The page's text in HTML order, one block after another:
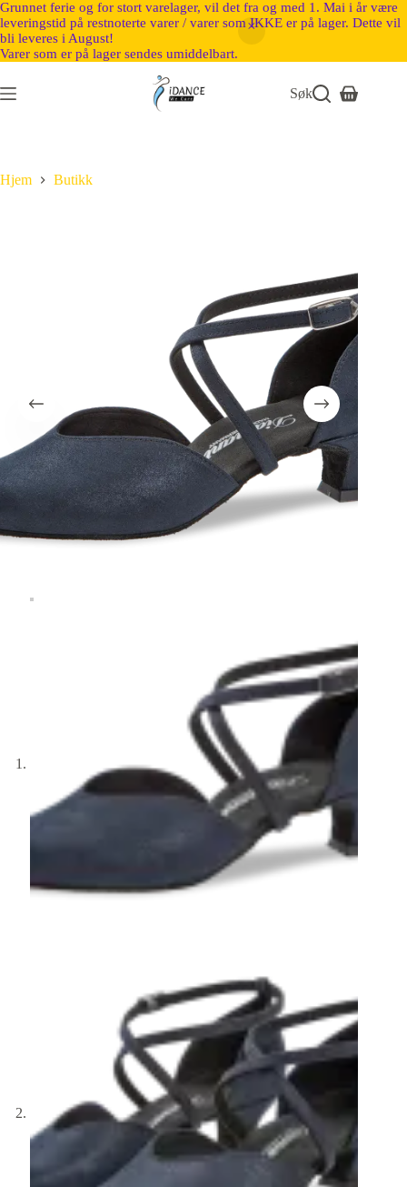
Grunnet ferie og for stort varelager, vil det fra og med 1. Mai i år være
leveringstid på restnoterte varer / varer som IKKE er på lager. Dette vil
bli leveres i August!
Varer som er på lager sendes umiddelbart.
Søk
Hjem Butikk